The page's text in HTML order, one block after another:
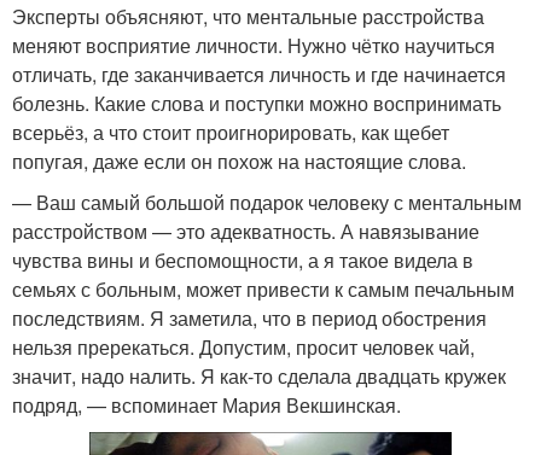
Эксперты объясняют, что ментальные расстройства
меняют восприятие личности. Нужно чётко научиться
отличать, где заканчивается личность и где начинается
болезнь. Какие слова и поступки можно воспринимать
всерьёз, а что стоит проигнорировать, как щебет
попугая, даже если он похож на настоящие слова.
— Ваш самый большой подарок человеку с ментальным
расстройством — это адекватность. А навязывание
чувства вины и беспомощности, а я такое видела в
семьях с больным, может привести к самым печальным
последствиям. Я заметила, что в период обострения
нельзя пререкаться. Допустим, просит человек чай,
значит, надо налить. Я как-то сделала двадцать кружек
подряд, — вспоминает Мария Векшинская.